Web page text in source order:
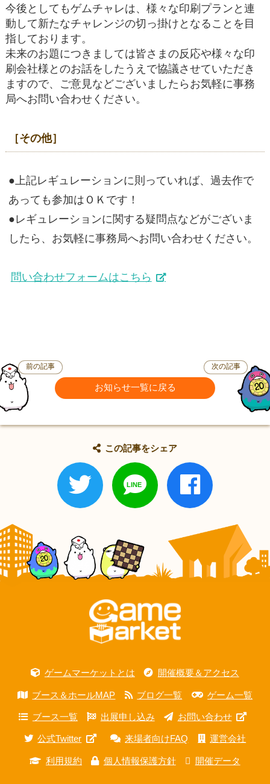
今後としてもゲムチャレは、様々な印刷プランと連
動して新たなチャレンジの切っ掛けとなることを目
指しております。
未来のお題につきましては皆さまの反応や様々な印
刷会社様とのお話をしたうえで協議させていただき
ますので、ご意見などございましたらお気軽に事務
局へお問い合わせください。
［その他］
●上記レギュレーションに則っていれば、過去作で
あっても参加はＯＫです！
●レギュレーションに関する疑問点などがございま
したら、お気軽に事務局へお問い合わせください。
問い合わせフォームはこちら
前の記事
お知らせ一覧に戻る
次の記事
この記事をシェア
ゲームマーケットとは 開催概要＆アクセス
ブース＆ホールMAP ブログ一覧 ゲーム一覧
ブース一覧 出展申し込み お問い合わせ
公式Twitter 来場者向けFAQ 運営会社
利用規約 個人情報保護方針 開催データ